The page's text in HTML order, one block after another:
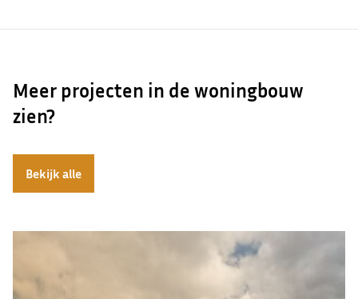
Meer projecten in de woningbouw
zien?
Bekijk alle